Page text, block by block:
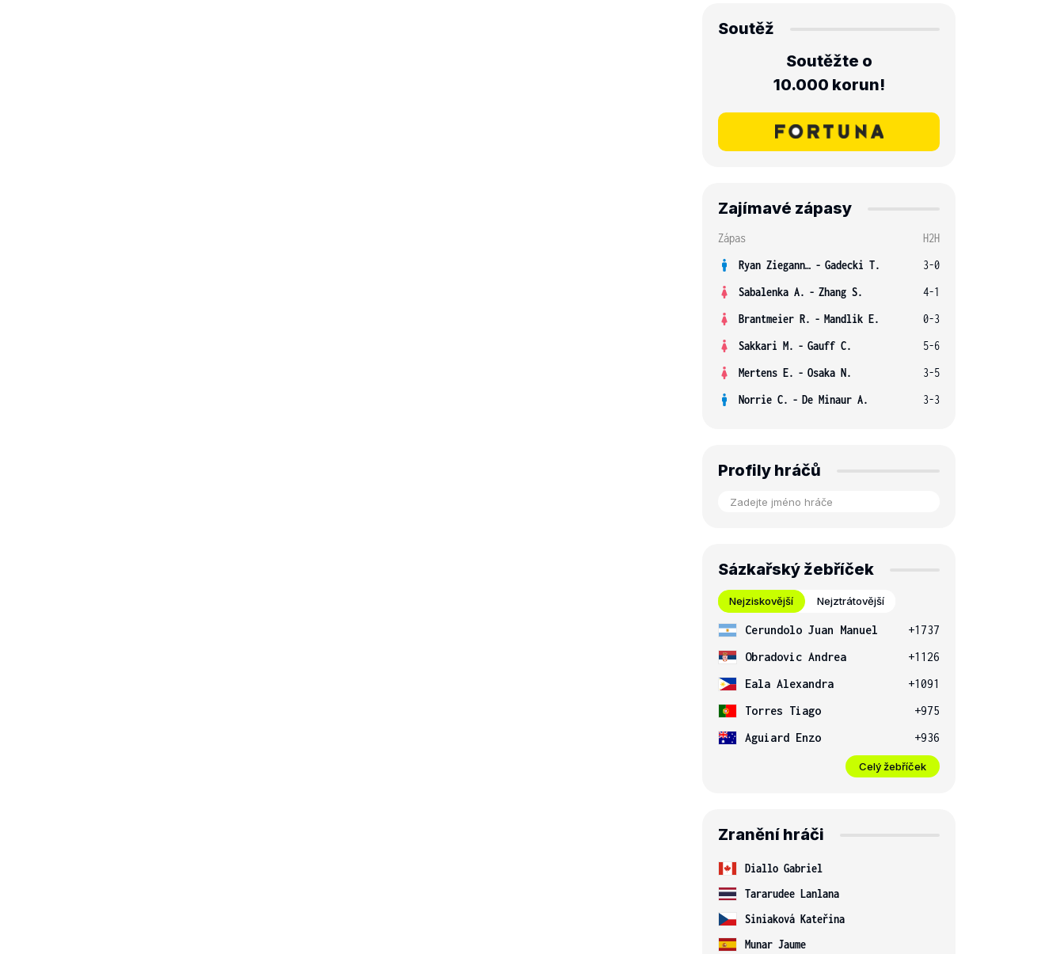
Soutěž
Soutěžte o
10.000 korun!
Zajímavé zápasy
Zápas
H2H
Ryan Ziegann S. - Gadecki T.
3-0
Sabalenka A. - Zhang S.
4-1
Brantmeier R. - Mandlik E.
0-3
Sakkari M. - Gauff C.
5-6
Mertens E. - Osaka N.
3-5
Norrie C. - De Minaur A. 3-3
Profily hráčů
Sázkařský žebříček
Nejziskovější Nejztrátovější
Cerundolo Juan Manuel
+1737
Obradovic Andrea
+1126
Eala Alexandra
+1091
Torres Tiago
+975
Aguiard Enzo
+936
Celý žebříček
Zranění hráči
Diallo Gabriel
Tararudee Lanlana
Siniaková Kateřina
Munar Jaume